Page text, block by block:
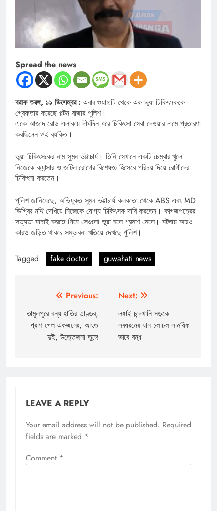
Spread the news
বরাক তরঙ্গ, ১১ ডিসেম্বর : এবার গুয়াহাটি থেকে এক ভুয়া চিকিৎসককে
গ্রেফতার করেছে পল্টন বাজার পুলিশ।
একে আজাদ রোড এলাকায় দীর্ঘদিন ধরে চিকিৎসা সেবা দেওয়ার নামে প্রতারণা
করছিলেন ওই ব্যক্তি।
ভুয়া চিকিৎসকের নাম সুমন ভট্টাচার্য। তিনি সেখানে একটি চেম্বার খুলে
নিজেকে ক্যান্সার ও জটিল রোগের বিশেষজ্ঞ হিসেবে পরিচয় দিয়ে রোগীদের
চিকিৎসা করতেন।
পুলিশ জানিয়েছে, অভিযুক্ত সুমন ভট্টাচার্য কলকাতা থেকে ABS এবং MD
ডিগ্রির নথি দেখিয়ে নিজেকে যোগ্য চিকিৎসক দাবি করতেন। কাগজপত্রের
সত্যতা যাচাই করতে গিয়ে সেগুলো ভুয়া বলে প্রমাণ মেলে। ঘটনায় আরও
কারও জড়িত থাকার সম্ভাবনা খতিয়ে দেখছে পুলিশ।
Tagged: fake doctor guwahati news
navigation
Previous:
তামুলপুরে বন্য হাতির তাণ্ডব,
প্রাণ গেল একজনের, আহত
দুই, উত্তেজনা তুঙ্গে
Next:
লঙ্গাই চান্দখানি সড়কে
সবধরনের যান চলাচল সাময়িক
ভাবে বন্ধ
LEAVE A REPLY
Your email address will not be published. Required
fields are marked *
Comment *